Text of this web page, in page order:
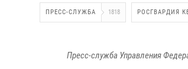
ПРЕСС-СЛУЖБА 1818 РОСГВАРДИЯ
Пресс-служба Управления